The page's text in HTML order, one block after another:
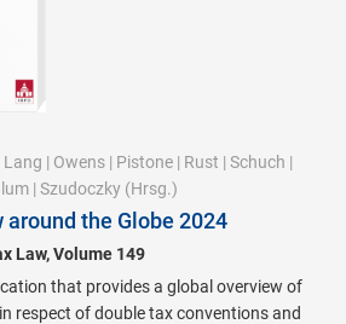
Lang | Owens | Pistone | Rust | Schuch |
| Szudoczky (Hrsg.)
around the Globe 2024
Law, Volume 149
that provides a global overview of
respect of double tax conventions and